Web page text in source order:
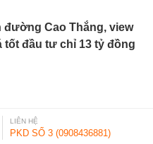
đường Cao Thắng, view
tốt đầu tư chỉ 13 tỷ đồng
LIÊN HỆ
PKD SỐ 3 (0908436881)